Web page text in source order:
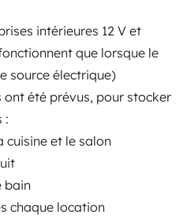
intérieures 12 V et
que lorsque le
source électrique)
été prévus, pour stocker
:
et le salon
bain
chaque location
Verfügbar auf
Google Play
Stellen